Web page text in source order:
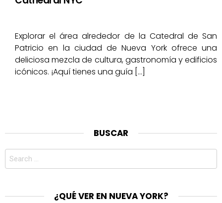
Explorar el área alrededor de la Catedral de San
Patricio en la ciudad de Nueva York ofrece una
deliciosa mezcla de cultura, gastronomía y edificios
icónicos. ¡Aquí tienes una guía […]
BUSCAR
Search
¿QUÉ VER EN NUEVA YORK?